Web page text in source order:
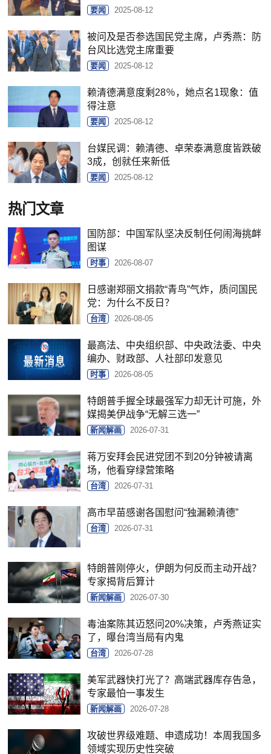
要闻 2025-08-12
被问及是否参选国民党主席，卢秀燕：防
台风比选党主席重要
要闻 2025-08-12
赖清德满意度剩28％，她点名1现象：值
得注意
要闻 2025-08-12
台媒民调：赖清德、卓荣泰满意度皆跌破
3成，创就任来新低
要闻 2025-08-12
热门文章
国防部：中国军队坚决反制任何闹海挑衅
图谋
时事 2026-08-07
日感谢郑丽文捐款“青鸟”气炸，质问国民
党：为什么不反日？
台湾 2026-08-05
最高法、中央组织部、中央政法委、中央
编办、财政部、人社部印发意见
时事 2026-08-05
特朗普手握全球最强军力却无计可施，外
媒揭美伊战争“无解三选一”
新闻解画 2026-07-31
蒋万安拜会民进党团不到20分钟被请离
场，他看穿绿营策略
台湾 2026-07-31
高市早苗感谢各国慰问“独漏赖清德”
台湾 2026-07-31
特朗普刚停火，伊朗为何反而主动开战？
专家揭背后算计
新闻解画 2026-07-30
毒油案陈其迈怒问20%决策，卢秀燕证实
了，曝台湾当局有内鬼
台湾 2026-07-28
美军武器快打光了？高端武器库存告急，
专家最怕一事发生
新闻解画 2026-07-28
攻破世界级难题、申遗成功！本周我国多
领域实现历史性突破